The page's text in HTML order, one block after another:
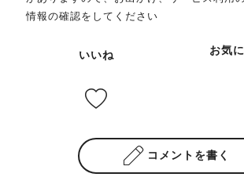
情報の確認をしてください
いいね お気
コメントを書く